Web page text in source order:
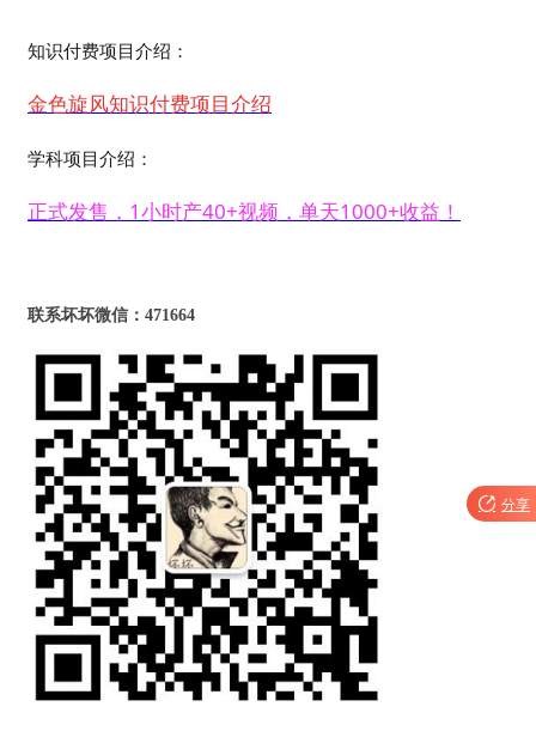
知识付费项目介绍：
金色旋风知识付费项目介绍
学科项目介绍：
正式发售，1小时产40+视频，单天1000+收益！
联系坏坏微信：471664
 分享